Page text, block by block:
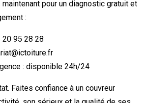
pour un diagnostic gratuit et
:
20 95 28 28
: disponible 24h/24
Faites confiance à un couvreur